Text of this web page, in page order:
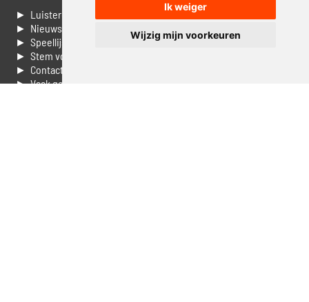
Ik weiger
Wijzig mijn voorkeuren
► Luisteren naar Jouwradio
► Nieuws
► Speellijst
► Stem voor de Dag top 3
► Contacteer ons
► Vaak gestelde vragen